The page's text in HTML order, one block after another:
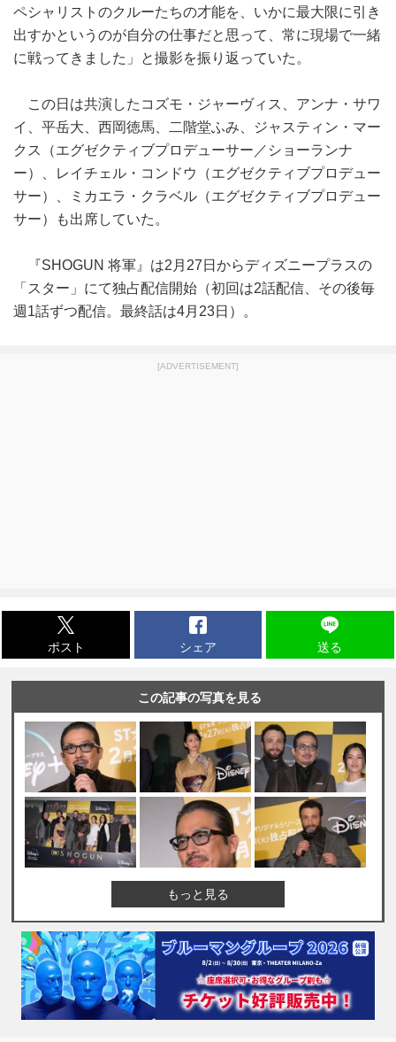
ペシャリストのクルーたちの才能を、いかに最大限に引き
出すかというのが自分の仕事だと思って、常に現場で一緒
に戦ってきました」と撮影を振り返っていた。
この日は共演したコズモ・ジャーヴィス、アンナ・サワ
イ、平岳大、西岡徳馬、二階堂ふみ、ジャスティン・マー
クス（エグゼクティブプロデューサー／ショーランナ
ー）、レイチェル・コンドウ（エグゼクティブプロデュー
サー）、ミカエラ・クラベル（エグゼクティブプロデュー
サー）も出席していた。
『SHOGUN 将軍』は2月27日からディズニープラスの
「スター」にて独占配信開始（初回は2話配信、その後毎
週1話ずつ配信。最終話は4月23日）。
[ADVERTISEMENT]
ポスト シェア 送る
この記事の写真を見る
もっと見る